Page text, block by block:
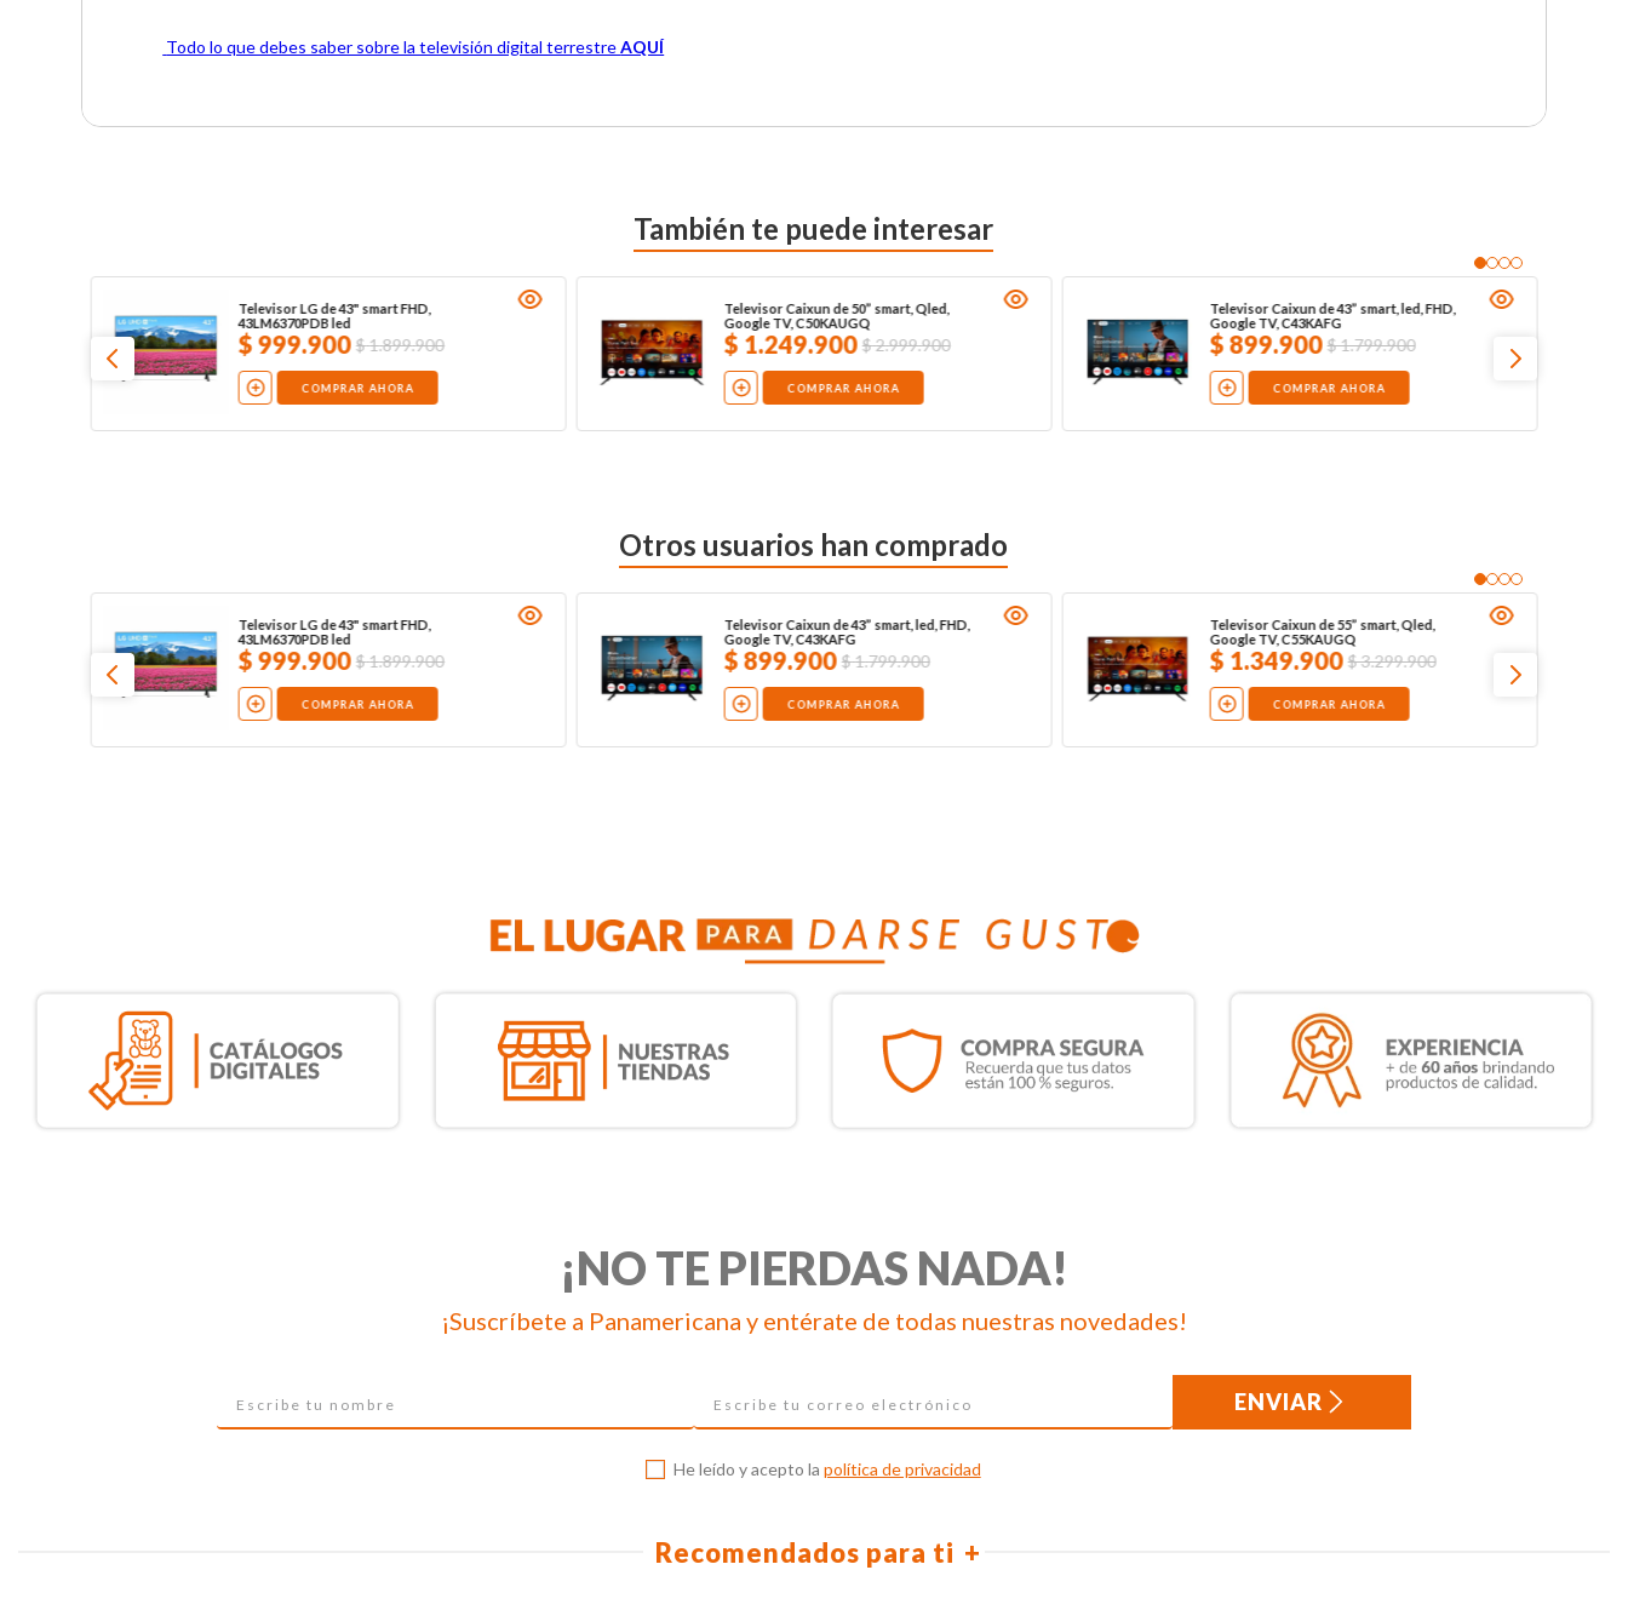
Todo lo que debes saber sobre la televisión digital terrestre AQUÍ
También te puede interesar
Televisor LG de 43" smart FHD,
43LM6370PDB led
$999.900 $1.899.900
COMPRAR AHORA
Televisor Caixun de 50” smart, Qled,
Google TV, C50KAUGQ
$ 1.249.900 $2.999.900
COMPRAR AHORA
Televisor Caixun de 43” smart, led, FHD,
Google TV, C43KAFG
$899.900 $1.799.900
COMPRAR AHORA
Otros usuarios han comprado
Televisor LG de 43" smart FHD,
43LM6370PDB led
$999.900 $1.899.900
COMPRAR AHORA
Televisor Caixun de 43” smart, led, FHD,
Google TV, C43KAFG
$899.900 $1.799.900
COMPRAR AHORA
Televisor Caixun de 55” smart, Qled,
Google TV, C55KAUGQ
$ 1.349.900 $3.299.900
COMPRAR AHORA
¡NO TE PIERDAS NADA!
¡Suscríbete a Panamericana y entérate de todas nuestras novedades!
ENVIAR
He leído y acepto la política de privacidad
Recomendados para ti